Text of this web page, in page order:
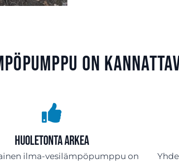
on
Huoletonta arkea
ilma-vesilämpöpumppu on